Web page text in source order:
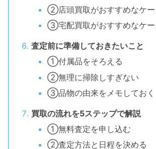
②店頭買取がおすすめなケー
③宅配買取がおすすめなケー
査定前に準備しておきたいこと
①付属品をそろえる
②無理に掃除しすぎない
③品物の由来をメモしておく
買取の流れを5ステップで解説
①無料査定を申し込む
②査定方法と日程を決める